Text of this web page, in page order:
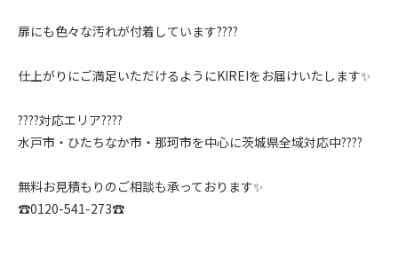
⁡扉にも色々な汚れが付着しています????
仕上がりにご満足いただけるようにKIREIをお届けいたします✨
????対応エリア????
水戸市・ひたちなか市・那珂市を中心に茨城県全域対応中????
無料お見積もりのご相談も承っております✨
☎️0120-541-273☎️